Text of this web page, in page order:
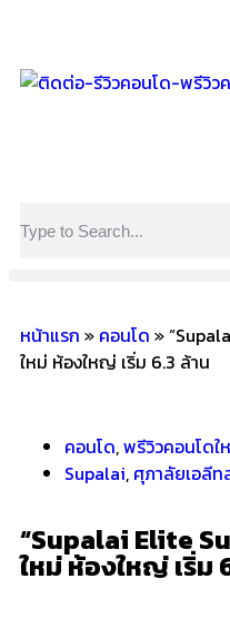
หน้าแรก » คอนโด »
ใหม่ ห้องใหญ่ เริ่ม 6.3 ล้าน
คอนโด,พรีวิวคอนโดใ
Supalai, ศุภาลัยเอลี
“Supalai Elite
ใหม่ ห้องใหญ่ เริ่ม